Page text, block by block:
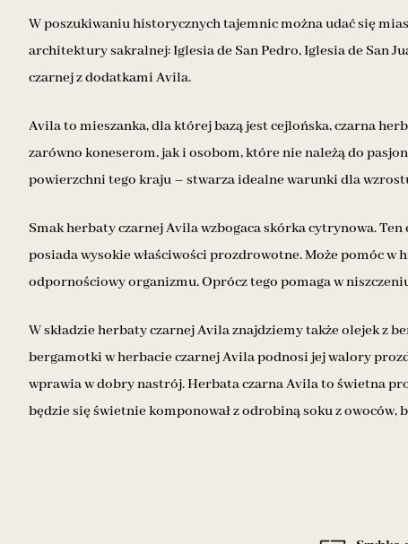
W poszukiwaniu historycznych tajemnic można udać się
architektury sakralnej: Iglesia de San Pedro, Iglesia de San
czarnej z dodatkami Avila.
Avila to mieszanka, dla której bazą jest cejlońska, czarna
zarówno koneserom, jak i osobom, które nie należą do
powierzchni tego kraju – stwarza idealne warunki dla
Smak herbaty czarnej Avila wzbogaca skórka cytrynowa.
posiada wysokie właściwości prozdrowotne. Może pomóc
odpornościowy organizmu. Oprócz tego pomaga w
W składzie herbaty czarnej Avila znajdziemy także olejek z
bergamotki w herbacie czarnej Avila podnosi jej walory
wprawia w dobry nastrój. Herbata czarna Avila to świetna
będzie się świetnie komponował z odrobiną soku z